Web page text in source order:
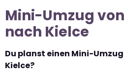
Mini-Umzug
nach Kielce
Du planst einen Mini-
Kielce?